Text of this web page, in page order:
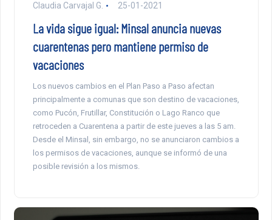
Claudia Carvajal G. 25-01-2021
La vida sigue igual: Minsal anuncia nuevas
cuarentenas pero mantiene permiso de
vacaciones
Los nuevos cambios en el Plan Paso a Paso afectan
principalmente a comunas que son destino de vacaciones,
como Pucón, Frutillar, Constitución o Lago Ranco que
retroceden a Cuarentena a partir de este jueves a las 5 am.
Desde el Minsal, sin embargo, no se anunciaron cambios a
los permisos de vacaciones, aunque se informó de una
posible revisión a los mismos.